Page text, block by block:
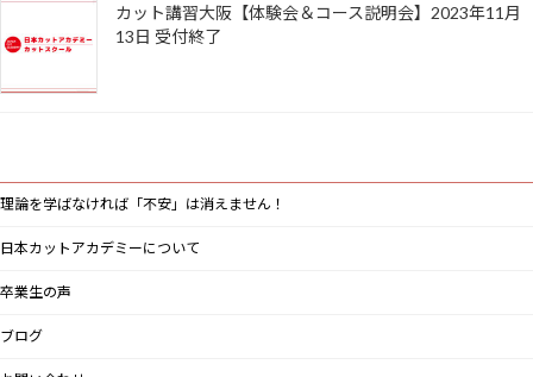
カット講習大阪【体験会＆コース説明会】2023年11月
13日 受付終了
理論を学ばなければ「不安」は消えません！
日本カットアカデミーについて
卒業生の声
ブログ